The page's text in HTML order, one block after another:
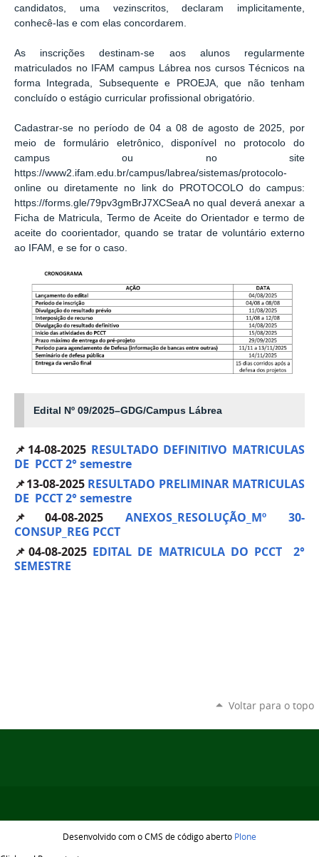
candidatos, uma vezinscritos, declaram implicitamente,
conhecê-las e com elas concordarem.
As inscrições destinam-se aos alunos regularmente
matriculados no IFAM campus Lábrea nos cursos Técnicos na
forma Integrada, Subsequente e PROEJA, que não tenham
concluído o estágio curricular profissional obrigatório.
Cadastrar-se no período de 04 a 08 de agosto de 2025, por
meio de formulário eletrônico, disponível no protocolo do
campus ou no site
https://www2.ifam.edu.br/campus/labrea/sistemas/protocolo-
online ou diretamente no link do PROTOCOLO do campus:
https://forms.gle/79pv3gmBrJ7XCSeaA no qual deverá anexar a
Ficha de Matricula, Termo de Aceite do Orientador e termo de
aceite do coorientador, quando se tratar de voluntário externo
ao IFAM, e se for o caso.
Edital Nº 09/2025–GDG/Campus Lábrea
📌14-08-2025 RESULTADO DEFINITIVO MATRICULAS
DE PCCT 2° semestre
📌13-08-2025 RESULTADO PRELIMINAR MATRICULAS
DE PCCT 2° semestre
📌04-08-2025 ANEXOS_RESOLUÇÃO_Mº 30-
CONSUP_REG PCCT
📌04-08-2025 EDITAL DE MATRICULA DO PCCT 2°
SEMESTRE
Voltar para o topo
Desenvolvido com o CMS de código aberto Plone